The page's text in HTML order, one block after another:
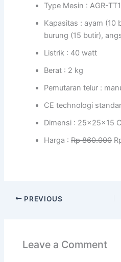
Type Mesin : AGR-
Kapasitas : ayam (10
burung (15 butir),
Listrik : 40 watt
Berat : 2 kg
Pemutaran telur :
CE technologi
Dimensi : 25x25x15
Harga :Rp 860.000
PREVIOUS
Leave a Comment